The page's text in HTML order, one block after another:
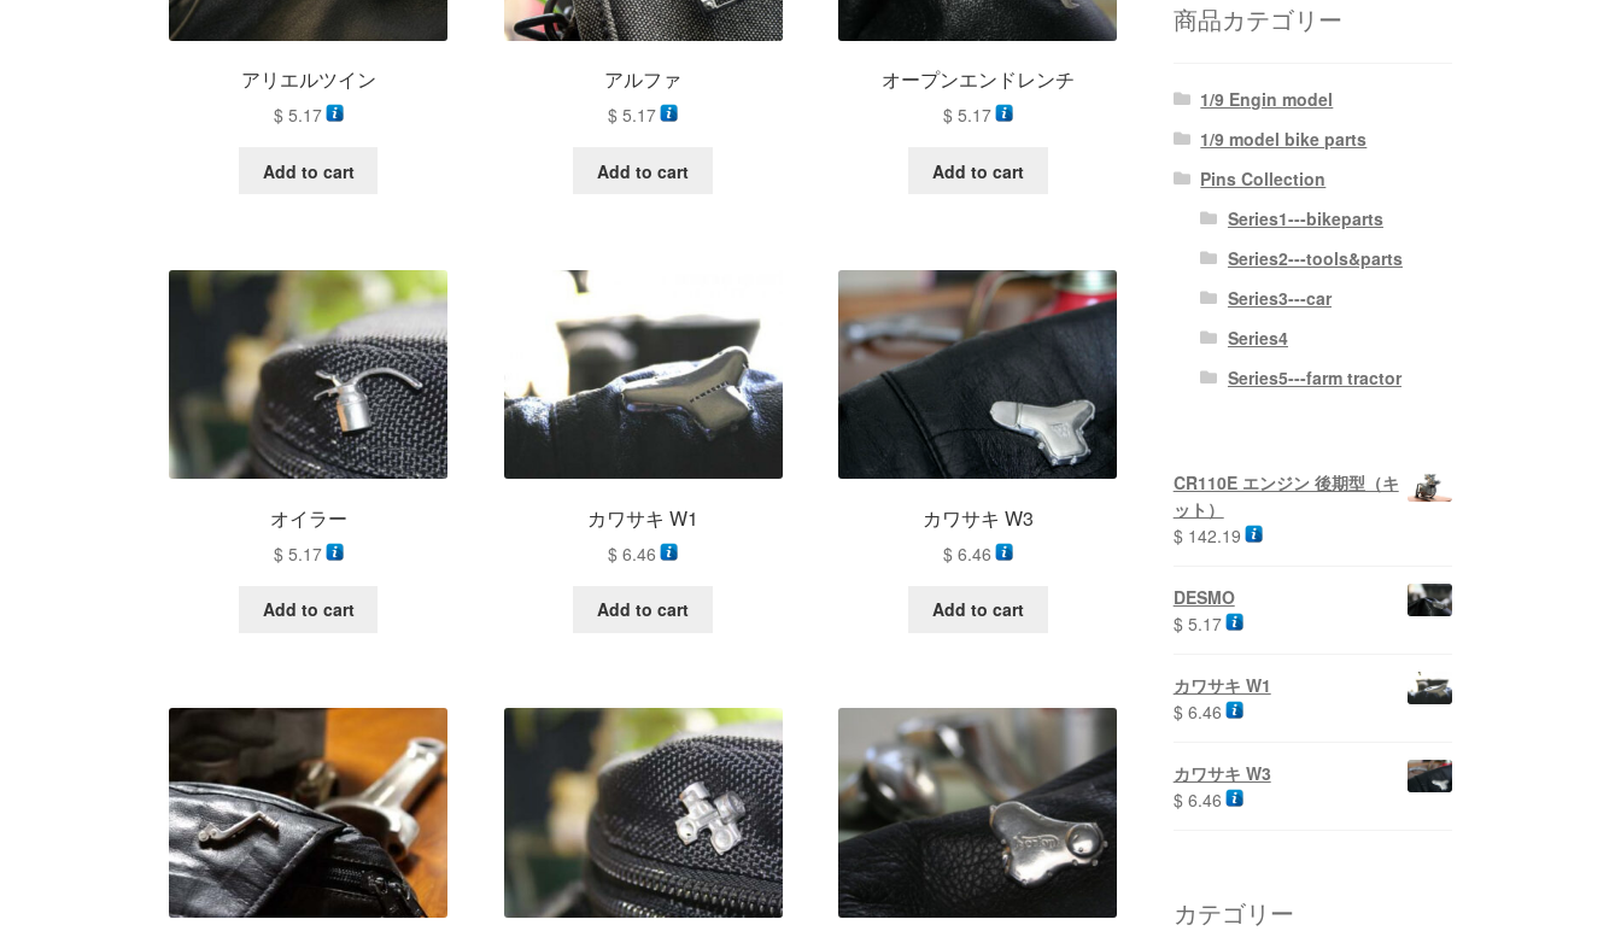
アリエルツイン
$5.17
Add to cart
アルファ
$ 5.17
Add to cart
オープンエンドレンチ
$5.17
Add to cart
オイラー
$5.17
Add to cart
カワサキ W1
$ 6.46
Add to cart
カワサキ W3
$6.46
Add to cart
商品カテゴリー
1/9 Engin model
1/9 model bike parts
Pins Collection
Series1---bikeparts
Series2---tools&parts
Series3---car
Series4
Series5---farm tractor
CR110E エンジン 後期型（キ
ット）
$142.19
DESMO
$5.17
カワサキ W1
$6.46
カワサキ W3
$6.46
カテゴリー